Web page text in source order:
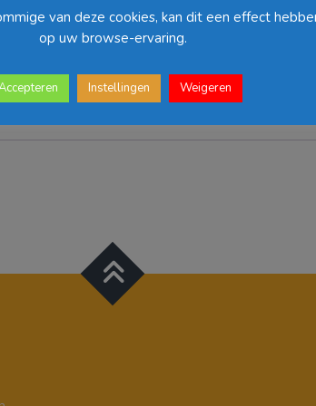
van deze cookies, kan dit een effect
op uw browse-ervaring.
Instellingen Weigeren